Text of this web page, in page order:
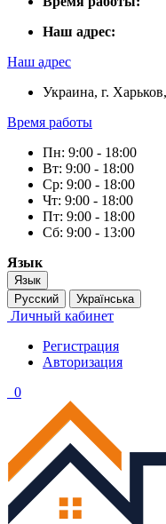
Наш адрес:
Наш адрес
Украина, г.
Время работы
Пн: 9:00 - 18:00
Вт: 9:00 - 18:00
Ср: 9:00 - 18:00
Чт: 9:00 - 18:00
Пт: 9:00 - 18:00
Сб: 9:00 - 13:00
Язык
Язык
Русский
Українська
Личный кабинет
Регистрация
Авторизация
0